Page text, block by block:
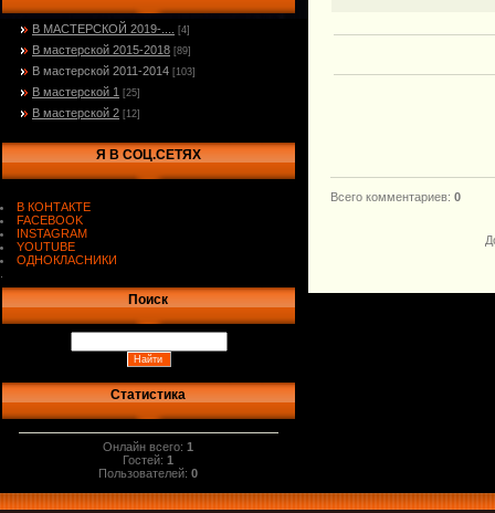
В МАСТЕРСКОЙ 2019-.... [4]
В мастерской 2015-2018 [89]
В мастерской 2011-2014 [103]
В мастерской 1 [25]
В мастерской 2 [12]
Я В СОЦ.СЕТЯХ
В КОНТАКТЕ
FACEBOOK
INSTAGRAM
YOUTUBE
ОДНОКЛАСНИКИ
Поиск
Статистика
Онлайн всего:1
Гостей:1
Пользователей:0
Всего комментариев: 0